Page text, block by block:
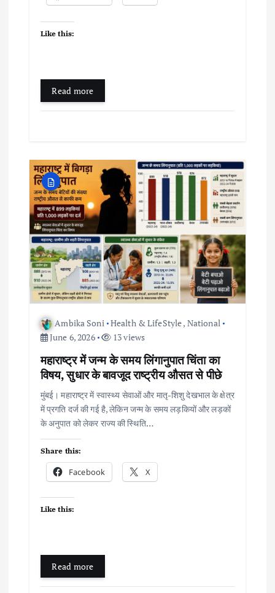
Like this:
Read more
Ambika Soni Health & LifeStyle, National
June 6, 2026
13 views
महाराष्ट्र में जन्म के समय लिंगानुपात चिंता का
विषय, सुधार के बावजूद राष्ट्रीय औसत से पीछे
मुंबई। महाराष्ट्र में स्वास्थ्य सेवाओं और मातृ-शिशु देखभाल के क्षेत्र
में प्रगति दर्ज की गई है, लेकिन जन्म के समय लड़कियों और लड़कों
के अनुपात को लेकर राज्य की स्थिति…
Share this:
Facebook X
Like this:
Read more